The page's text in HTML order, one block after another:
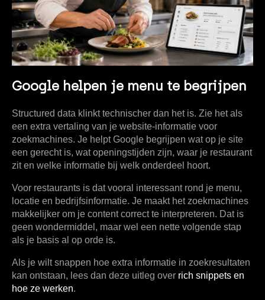
Google helpen je menu te begrijpen
Structured data klinkt technischer dan het is. Zie het als
een extra vertaling van je website-informatie voor
zoekmachines. Je helpt Google begrijpen wat op je site
een gerecht is, wat openingstijden zijn, waar je restaurant
zit en welke informatie bij welk onderdeel hoort.
Voor restaurants is dat vooral interessant rond je menu,
locatie en bedrijfsinformatie. Je maakt het zoekmachines
makkelijker om je content correct te interpreteren. Dat is
geen wondermiddel, maar wel een nette volgende stap
als je basis al op orde is.
Als je wilt snappen hoe extra informatie in zoekresultaten
kan ontstaan, lees dan deze uitleg over rich snippets en
hoe ze werken.